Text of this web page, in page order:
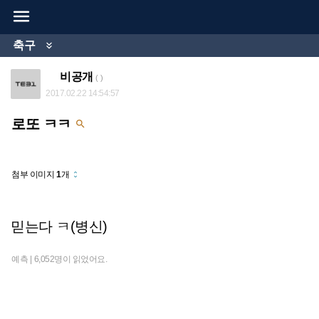

축구 
비공개 ( )
2017.02.22 14:54:57
로또 ㅋㅋ 
첨부 이미지1개 unfold_more
믿는다 ㅋ(병신)
예측 | 6,052명이 읽었어요.